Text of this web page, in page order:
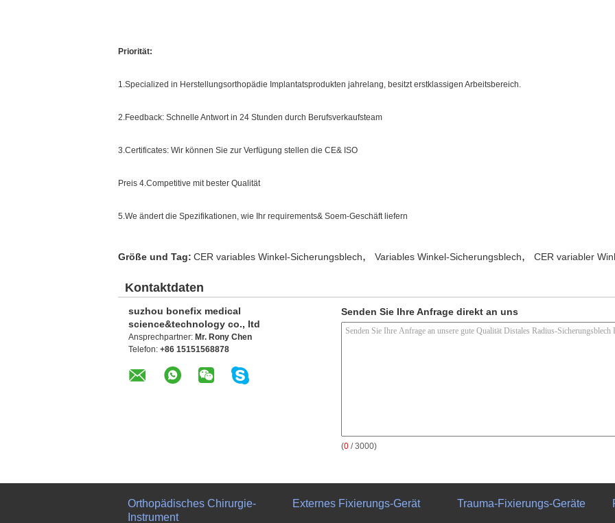
Priorität:
1.Specialized in Herstellungsorthopädie Implantatsprodukten jahrelang, besitzt erstklassigen Arbeitsbereich.
2.Feedback: Schnelle Antwort in 24 Stunden durch Berufsverkaufsteam
3.Certificates: Wir können Sie zur Verfügung stellen die CE& ISO
Preis 4.Competitive mit bester Qualität
5.We ändert die Spezifikationen, wie Ihr requirements& Soem-Geschäft liefern
Größe und Tag: CER variables Winkel-Sicherungsblech, Variables Winkel-Sicherungsblech, CER variabler
Kontaktdaten
suzhou bonefix medical
science&technology co., ltd
Ansprechpartner: Mr. Rony Chen
Telefon: +86 15151568878
Senden Sie Ihre Anfrage direkt an uns
(0 / 3000)
Orthopädisches Chirurgie-
Instrument
Externes Fixierungs-Gerät Trauma-Fixierungs-Geräte